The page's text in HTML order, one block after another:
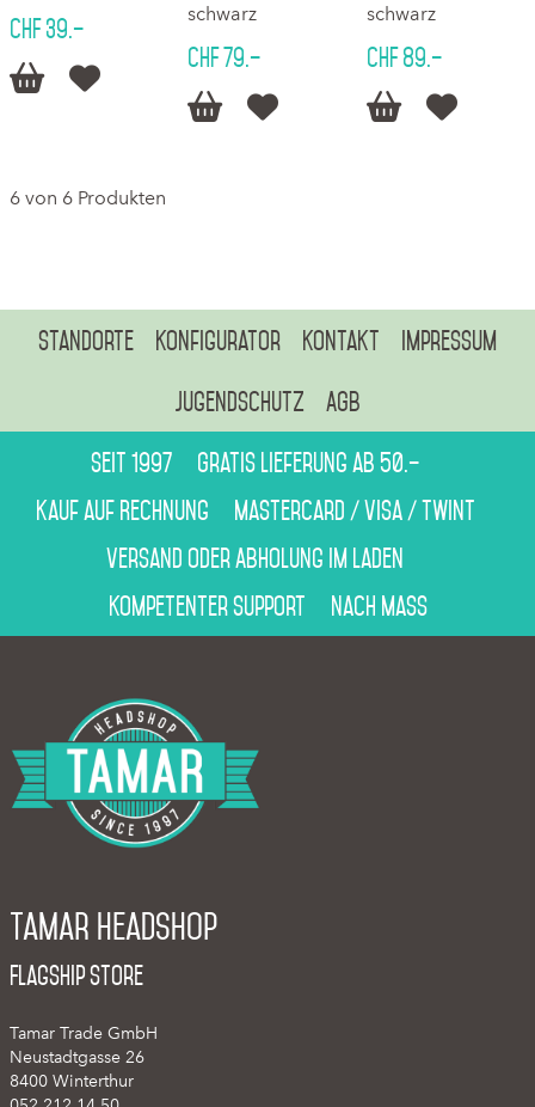
CHF 39.–
 
schwarz
CHF 79.–
 
schwarz
CHF 89.–
 
6 von 6 Produkten
Standorte Konfigurator Kontakt Impressum
Jugendschutz AGB
Seit 1997
Gratis Lieferung ab 50.–
Kauf auf Rechnung
Mastercard / Visa / Twint
Versand oder Abholung im Laden
Kompetenter Support
Nach Mass
Tamar Headshop
Flagship Store
Tamar Trade GmbH
Neustadtgasse 26
8400 Winterthur